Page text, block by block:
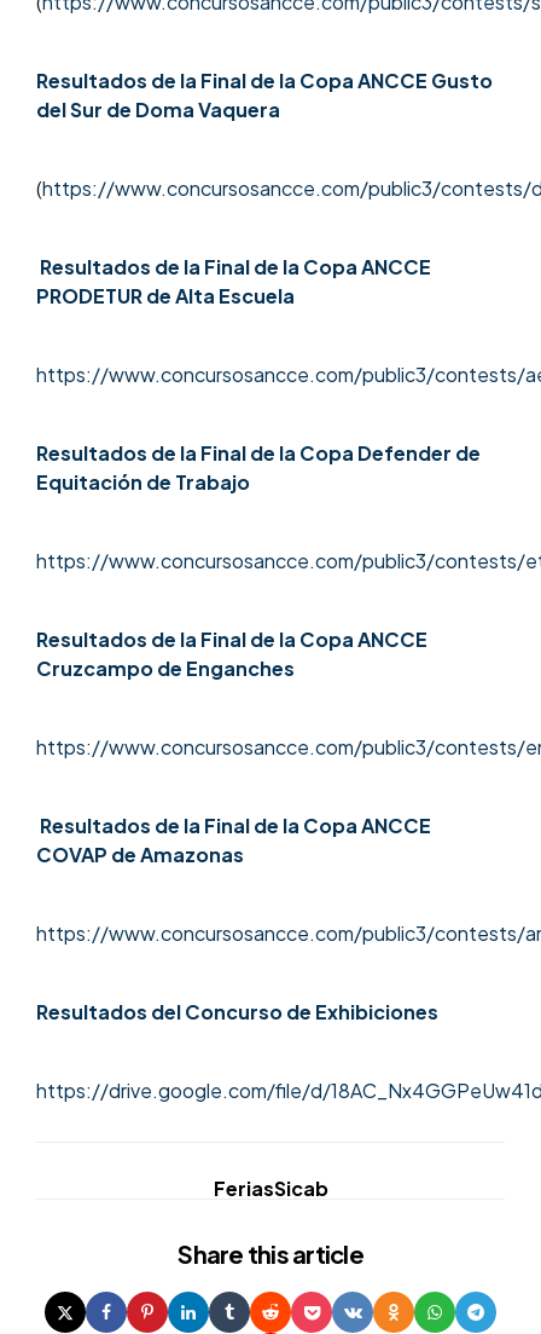
Resultados de la Final de la Copa ANCCE Gusto
del Sur de Doma Vaquera
(https://www.concursosancce.com/public3/contests/
Resultados de la Final de la Copa ANCCE
PRODETUR de Alta Escuela
https://www.concursosancce.com/public3/contests/
Resultados de la Final de la Copa Defender de
Equitación de Trabajo
https://www.concursosancce.com/public3/contests/
Resultados de la Final de la Copa ANCCE
Cruzcampo de Enganches
https://www.concursosancce.com/public3/contests/
Resultados de la Final de la Copa ANCCE
COVAP de Amazonas
https://www.concursosancce.com/public3/contests/
Resultados del Concurso de Exhibiciones
https://drive.google.com/file/d/
FeriasSicab
Share this article